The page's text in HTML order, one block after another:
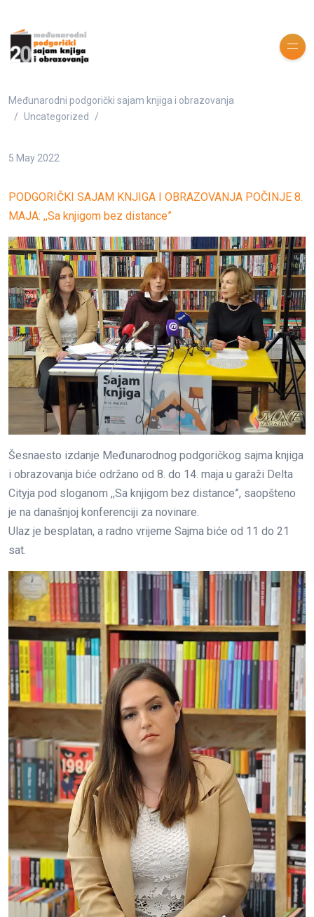
Međunarodni podgorički sajam knjiga i obrazovanja
Uncategorized
5 May 2022
PODGORIČKI SAJAM KNJIGA I OBRAZOVANJA POČINJE 8.
MAJA: ,,Sa knjigom bez distance”
Šesnaesto izdanje Međunarodnog podgoričkog sajma knjiga
i obrazovanja biće održano od 8. do 14. maja u garaži Delta
Cityja pod sloganom ,,Sa knjigom bez distance”, saopšteno
je na današnjoj konferenciji za novinare.
Ulaz je besplatan, a radno vrijeme Sajma biće od 11 do 21
sat.